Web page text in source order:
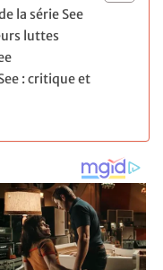
la série See
luttes
: critique et